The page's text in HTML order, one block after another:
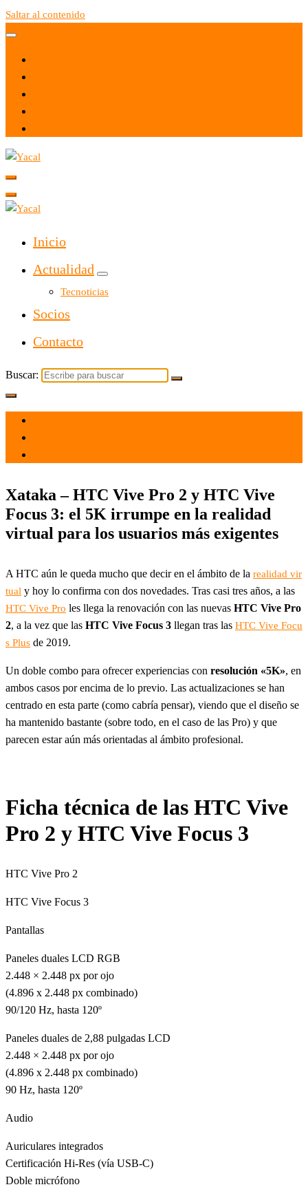
Saltar al contenido
Yacal micro hosting
Inicio
Actualidad
Tecnoticias
Socios
Contacto
Buscar:
Xataka – HTC Vive Pro 2 y HTC Vive
Focus 3: el 5K irrumpe en la realidad
virtual para los usuarios más exigentes
A HTC aún le queda mucho que decir en el ámbito de la realidad vir
tual y hoy lo confirma con dos novedades. Tras casi tres años, a las
HTC Vive Pro les llega la renovación con las nuevas HTC Vive Pro
2, a la vez que las HTC Vive Focus 3 llegan tras las HTC Vive Focu
s Plus de 2019.
Un doble combo para ofrecer experiencias con resolución «5K», en
ambos casos por encima de lo previo. Las actualizaciones se han
centrado en esta parte (como cabría pensar), viendo que el diseño se
ha mantenido bastante (sobre todo, en el caso de las Pro) y que
parecen estar aún más orientadas al ámbito profesional.
Ficha técnica de las HTC Vive
Pro 2 y HTC Vive Focus 3
HTC Vive Pro 2
HTC Vive Focus 3
Pantallas
Paneles duales LCD RGB
2.448 × 2.448 px por ojo
(4.896 x 2.448 px combinado)
90/120 Hz, hasta 120º
Paneles duales de 2,88 pulgadas LCD
2.448 × 2.448 px por ojo
(4.896 x 2.448 px combinado)
90 Hz, hasta 120º
Audio
Auriculares integrados
Certificación Hi-Res (vía USB-C)
Doble micrófono